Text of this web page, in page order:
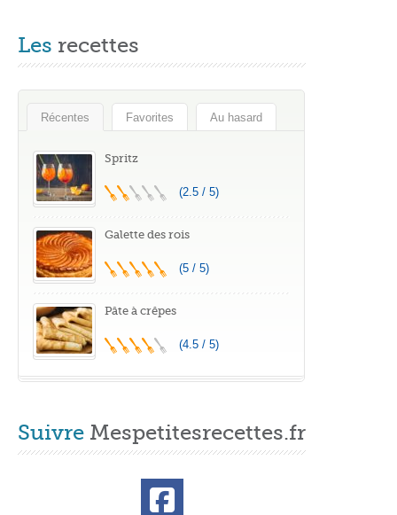
Les recettes
Récentes Favorites Au hasard
Spritz
(2.5 / 5)
Galette des rois
(5 / 5)
Pâte à crêpes
(4.5 / 5)
Suivre Mespetitesrecettes.fr